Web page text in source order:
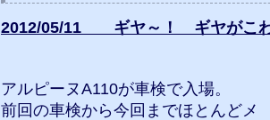
2012/05/11 ギヤ～！ ギヤがこわ
アルピーヌA110が車検で入場。
前回の車検から今回までほとんどメ